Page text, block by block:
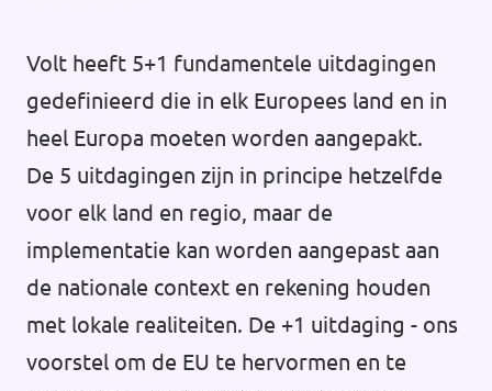
Volt heeft 5+1 fundamentele uitdagingen
gedefinieerd die in elk Europees land en in
heel Europa moeten worden aangepakt.
De 5 uitdagingen zijn in principe hetzelfde
voor elk land en regio, maar de
implementatie kan worden aangepast aan
de nationale context en rekening houden
met lokale realiteiten. De +1 uitdaging - ons
voorstel om de EU te hervormen en te